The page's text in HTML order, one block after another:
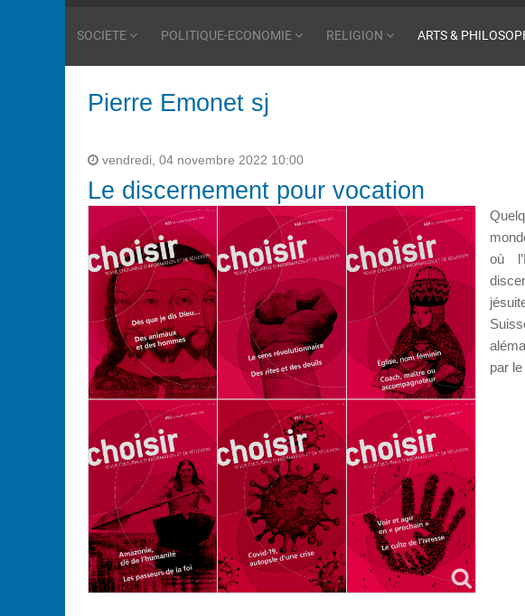
SOCIETE POLITIQUE-ECONOMIE RELIGION ARTS &
Pierre Emonet sj
vendredi, 04 novembre 2022 10:00
Le discernement pour vocation
où
par